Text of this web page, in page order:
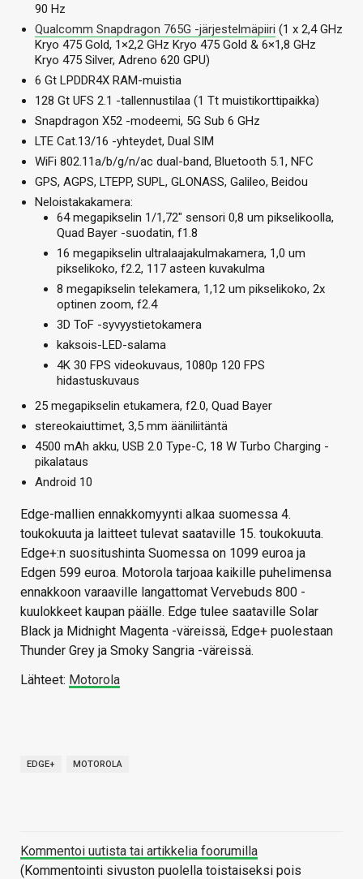
90 Hz
Qualcomm Snapdragon 765G -järjestelmäpiiri (1 x 2,4 GHz
Kryo 475 Gold, 1×2,2 GHz Kryo 475 Gold & 6×1,8 GHz
Kryo 475 Silver, Adreno 620 GPU)
6 Gt LPDDR4X RAM-muistia
128 Gt UFS 2.1 -tallennustilaa (1 Tt muistikorttipaikka)
Snapdragon X52 -modeemi, 5G Sub 6 GHz
LTE Cat.13/16 -yhteydet, Dual SIM
WiFi 802.11a/b/g/n/ac dual-band, Bluetooth 5.1, NFC
GPS, AGPS, LTEPP, SUPL, GLONASS, Galileo, Beidou
Neloistakakamera:
64 megapikselin 1/1,72″ sensori 0,8 um pikselikoolla,
Quad Bayer -suodatin, f1.8
16 megapikselin ultralaajakulmakamera, 1,0 um
pikselikoko, f2.2, 117 asteen kuvakulma
8 megapikselin telekamera, 1,12 um pikselikoko, 2x
optinen zoom, f2.4
3D ToF -syvyystietokamera
kaksois-LED-salama
4K 30 FPS videokuvaus, 1080p 120 FPS
hidastuskuvaus
25 megapikselin etukamera, f2.0, Quad Bayer
stereokaiuttimet, 3,5 mm ääniliitäntä
4500 mAh akku, USB 2.0 Type-C, 18 W Turbo Charging -
pikalataus
Android 10
Edge-mallien ennakkomyynti alkaa suomessa 4.
toukokuuta ja laitteet tulevat saataville 15. toukokuuta.
Edge+:n suositushinta Suomessa on 1099 euroa ja
Edgen 599 euroa. Motorola tarjoaa kaikille puhelimensa
ennakkoon varaaville langattomat Vervebuds 800 -
kuulokkeet kaupan päälle. Edge tulee saataville Solar
Black ja Midnight Magenta -väreissä, Edge+ puolestaan
Thunder Grey ja Smoky Sangria -väreissä.
Lähteet: Motorola
EDGE+ MOTOROLA
Kommentoi uutista tai artikkelia foorumilla
(Kommentointi sivuston puolella toistaiseksi pois